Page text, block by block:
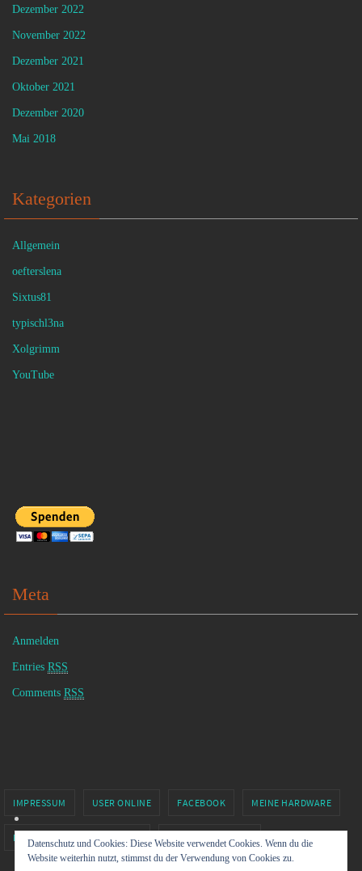
Dezember 2022
November 2022
Dezember 2021
Oktober 2021
Dezember 2020
Mai 2018
Kategorien
Allgemein
oefterslena
Sixtus81
typischl3na
Xolgrimm
YouTube
Meta
Anmelden
Entries RSS
Comments RSS
IMPRESSUM USER ONLINE FACEBOOK MEINE HARDWARE
MINECRAFT BY XOLGRIMM.DE SIXTUS81 – TWITCH
Datenschutz und Cookies: Diese Website verwendet Cookies. Wenn du die
Website weiterhin nutzt, stimmst du der Verwendung von Cookies zu.